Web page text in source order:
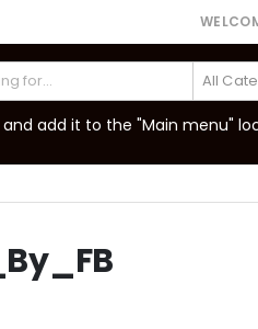
All
add it to the "Main menu"